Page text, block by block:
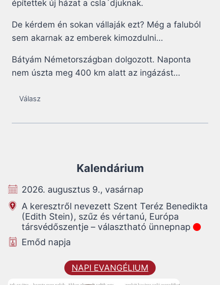
építettek új házat a csla´djuknak.
De kérdem én sokan vállaják ezt? Még a faluból
sem akarnak az emberek kimozdulni…
Bátyám Németországban dolgozott. Naponta
nem úszta meg 400 km alatt az ingázást…
Válasz
Kalendárium
2026. augusztus 9., vasárnap
A keresztről nevezett Szent Teréz Benedikta
(Edith Stein), szűz és vértanú, Európa
társvédőszentje – választható ünnepnap
Emőd napja
NAPI EVANGÉLIUM